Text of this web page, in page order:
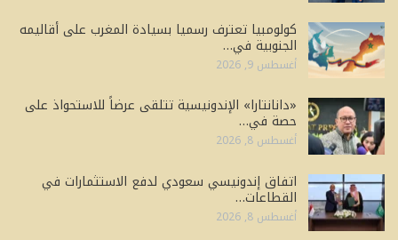
كولومبيا تعترف رسميا بسيادة المغرب على أقاليمه
الجنوبية في…
أغسطس 9, 2026
«دانانتارا» الإندونيسية تتلقى عرضاً للاستحواذ على
حصة في…
أغسطس 8, 2026
اتفاق إندونيسي سعودي لدفع الاستثمارات في
القطاعات…
أغسطس 8, 2026